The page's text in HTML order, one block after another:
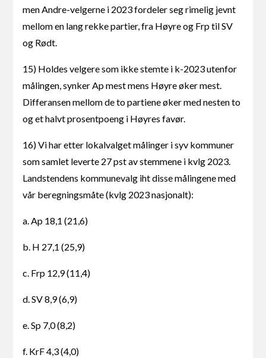
men Andre-velgerne i 2023 fordeler seg rimelig jevnt
mellom en lang rekke partier, fra Høyre og Frp til SV
og Rødt.
15) Holdes velgere som ikke stemte i k-2023 utenfor
målingen, synker Ap mest mens Høyre øker mest.
Differansen mellom de to partiene øker med nesten to
og et halvt prosentpoeng i Høyres favør.
16) Vi har etter lokalvalget målinger i syv kommuner
som samlet leverte 27 pst av stemmene i kvlg 2023.
Landstendens kommunevalg iht disse målingene med
vår beregningsmåte (kvlg 2023 nasjonalt):
a. Ap 18,1 (21,6)
b. H 27,1 (25,9)
c. Frp 12,9 (11,4)
d. SV 8,9 (6,9)
e. Sp 7,0 (8,2)
f. KrF 4,3 (4,0)